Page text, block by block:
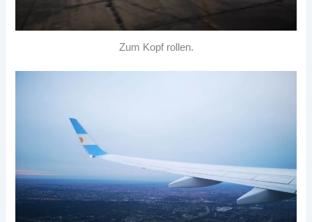
Zum Kopf rollen.